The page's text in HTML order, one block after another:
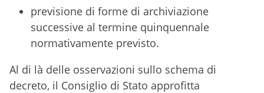
previsione di forme di archiviazione
successive al termine quinquennale
normativamente previsto.
Al di là delle osservazioni sullo schema di
decreto, il Consiglio di Stato approfitta